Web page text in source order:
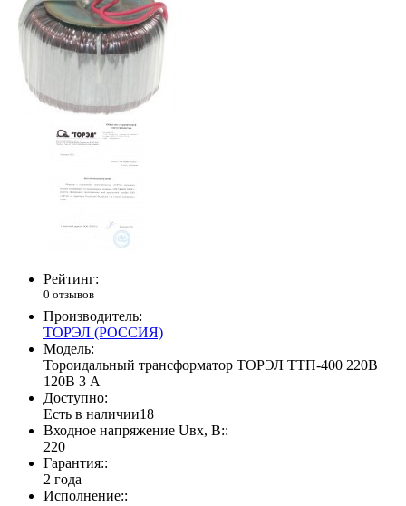
Рейтинг:
0 отзывов
Производитель:
ТОРЭЛ (РОССИЯ)
Модель:
Тороидальный трансформатор ТОРЭЛ ТТП-400 220В
120В 3 А
Доступно:
Есть в наличии18
Входное напряжение Uвх, В::
220
Гарантия::
2 года
Исполнение::